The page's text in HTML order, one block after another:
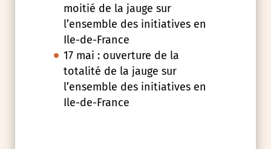
moitié de la jauge sur
l’ensemble des initiatives en
Ile-de-France
17 mai : ouverture de la
totalité de la jauge sur
l’ensemble des initiatives en
Ile-de-France